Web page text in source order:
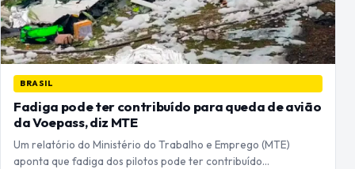
BRASIL
Fadiga pode ter contribuído para queda de avião
da Voepass, diz MTE
Um relatório do Ministério do Trabalho e Emprego (MTE)
aponta que fadiga dos pilotos pode ter contribuído…